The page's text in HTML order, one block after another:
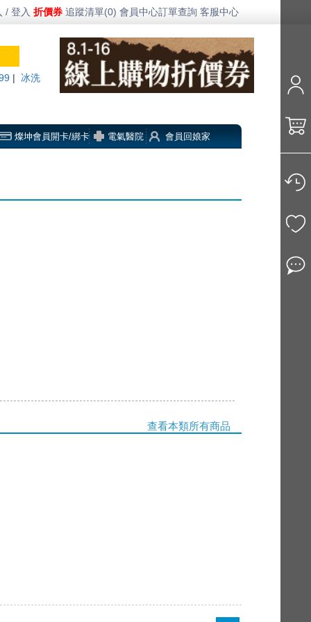
/ 登入 折價券 追蹤清單(0) 會員中心訂單查詢 客服中心
冰洗
燦坤會員開卡/綁卡 電氣醫院 會員回娘家
查看本類所有商品